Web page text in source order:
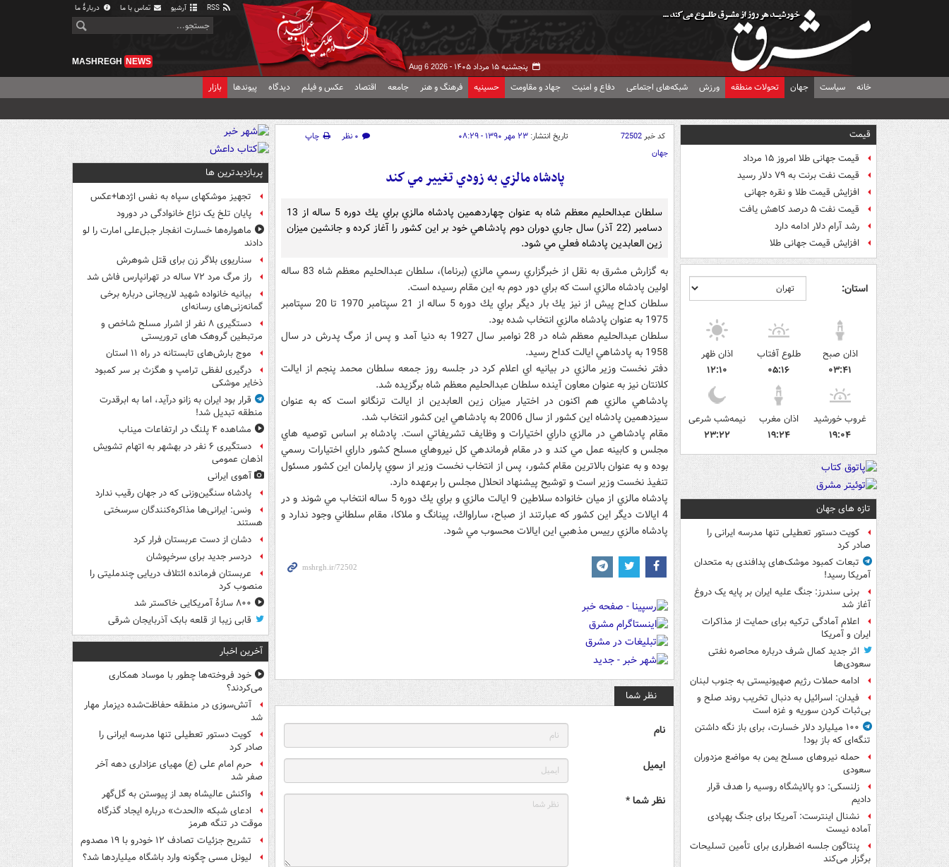
آرشیو تماس با ما دربارهٔ ما
پنجشنبه ۱۵ مرداد ۱۴۰۵ - Aug 6 2026
MASHREGH NEWS
خانه سیاست جهان تحولات منطقه ورزش شبکه‌های اجتماعی دفاع و امنیت جهاد و مقاومت حسینیه فرهنگ و هنر جامعه اقتصاد عکس و فیلم دیدگاه پیوندها بازار
قیمت
قیمت جهانی طلا امروز ۱۵ مرداد
قیمت نفت برنت به ۷۹ دلار رسید
افزایش قیمت طلا و نقره جهانی
قیمت نفت ۵ درصد کاهش یافت
رشد آرام دلار ادامه دارد
افزایش قیمت جهانی طلا
استان:
اذان صبح
۰۳:۴۱
طلوع آفتاب
۰۵:۱۶
اذان ظهر
۱۲:۱۰
غروب خورشید
۱۹:۰۴
اذان مغرب
۱۹:۲۴
نیمه‌شب شرعی
۲۳:۲۲
تازه های جهان
کویت دستور تعطیلی تنها مدرسه ایرانی را
صادر کرد
تبعات کمبود موشک‌های پدافندی به متحدان
آمریکا رسید!
برنی سندرز: جنگ علیه ایران بر پایه یک دروغ
آغاز شد
اعلام آمادگی ترکیه برای حمایت از مذاکرات
ایران و آمریکا
اثر جدید کمال شرف درباره محاصره نفتی
سعودی‌ها
ادامه حملات رژیم صهیونیستی به جنوب لبنان
فیدان: اسرائیل به دنبال تخریب روند صلح و
بی‌ثبات کردن سوریه و غزه است
۱۰۰ میلیارد دلار خسارت، برای باز نگه داشتن
تنگه‌ای که باز بود!
حمله نیروهای مسلح یمن به مواضع مزدوران
سعودی
زلنسکی: دو پالایشگاه روسیه را هدف قرار
دادیم
نشنال اینترست: آمریکا برای جنگ پهپادی
آماده نیست
پنتاگون جلسه اضطراری برای تأمین تسلیحات
برگزار می‌کند
کد خبر72502 تاریخ انتشار: ۲۳ مهر ۱۳۹۰ - ۰۸:۲۹ ۰ نظر
چاپ
جهان
پادشاه مالزي به زودي تغيير مي كند
سلطان عبدالحليم معظم شاه به عنوان چهاردهمين پادشاه مالزي براي يك دوره 5 ساله از 13
دسامبر (22 آذر) سال جاري دوران دوم پادشاهي خود بر اين كشور را آغاز كرده و جانشين ميزان
زين العابدين پادشاه فعلي مي شود.
به گزارش مشرق به نقل از خبرگزاري رسمي مالزي (برناما)، سلطان عبدالحليم معظم شاه 83 ساله
اولين پادشاه مالزي است كه براي دور دوم به اين مقام رسيده است.
سلطان كداح پيش از نيز يك بار ديگر براي يك دوره 5 ساله از 21 سپتامبر 1970 تا 20 سپتامبر
1975 به عنوان پادشاه مالزي انتخاب شده بود.
سلطان عبدالحليم معظم شاه در 28 نوامبر سال 1927 به دنيا آمد و پس از مرگ پدرش در سال
1958 به پادشاهي ايالت كداح رسيد.
دفتر نخست وزير مالزي در بيانيه اي اعلام كرد در جلسه روز جمعه سلطان محمد پنجم از ايالت
كلانتان نيز به عنوان معاون آينده سلطان عبدالحليم معظم شاه برگزيده شد.
پادشاهي مالزي هم اكنون در اختيار ميزان زين العابدين از ايالت ترنگانو است كه به عنوان
سيزدهمين پادشاه اين كشور از سال 2006 به پادشاهي اين كشور انتخاب شد.
مقام پادشاهي در مالزي داراي اختيارات و وظايف تشريفاتي است. پادشاه بر اساس توصيه هاي
مجلس و كابينه عمل مي كند و در مقام فرماندهي كل نيروهاي مسلح كشور داراي اختيارات رسمي
بوده و به عنوان بالاترين مقام كشور، پس از انتخاب نخست وزير از سوي پارلمان اين كشور مسئول
تنفيذ نخست وزير است و توشيح پيشنهاد انحلال مجلس را برعهده دارد.
پادشاه مالزي از ميان خانواده سلاطين 9 ايالت مالزي و براي يك دوره 5 ساله انتخاب مي شوند و در
4 ايالات ديگر اين كشور كه عبارتند از صباح، ساراواك، پينانگ و ملاكا، مقام سلطاني وجود ندارد و
پادشاه مالزي رييس مذهبي اين ايالات محسوب مي شود.
نظر شما
نام
ایمیل
نظر شما *
پربازدیدترین ها
تجهیز موشکهای سپاه به نفس اژدها+عکس
پایان تلخ یک نزاع خانوادگی در دورود
ماهواره‌ها خسارت انفجار جبل‌علی امارت را لو
دادند
سناریوی بلاگر زن برای قتل شوهرش
راز مرگ مرد ۷۲ ساله در تهرانپارس فاش شد
بیانیه خانواده شهید لاریجانی درباره برخی
گمانه‌زنی‌های رسانه‌ای
دستگیری ۸ نفر از اشرار مسلح شاخص و
مرتبطین گروهک های تروریستی
موج بارش‌های تابستانه در راه ۱۱ استان
درگیری لفظی ترامپ و هگزث بر سر کمبود
ذخایر موشکی
قرار بود ایران به زانو درآید، اما به ابرقدرت
منطقه تبدیل شد!
مشاهده ۴ پلنگ در ارتفاعات میناب
دستگیری ۶ نفر در بهشهر به اتهام تشویش
اذهان عمومی
آهوی ایرانی
پادشاه سنگین‌وزنی که در جهان رقیب ندارد
ونس: ایرانی‌ها مذاکره‌کنندگان سرسختی
هستند
دشان از دست عربستان فرار کرد
دردسر جدید برای سرخپوشان
عربستان فرمانده ائتلاف دریایی چندملیتی را
منصوب کرد
۸۰۰ سازۀ آمریکایی خاکستر شد
قابی زیبا از قلعه بابک آذربایجان شرقی
آخرین اخبار
خود فروخته‌ها چطور با موساد همکاری
می‌کردند؟
آتش‌سوزی در منطقه حفاظت‌شده دیزمار مهار
شد
کویت دستور تعطیلی تنها مدرسه ایرانی را
صادر کرد
حرم امام علی (ع) مهیای عزاداری دهه آخر
صفر شد
واکنش عالیشاه بعد از پیوستن به گل‌گهر
ادعای شبکه «الحدث» درباره ایجاد گذرگاه
موقت در تنگه هرمز
تشریح جزئیات تصادف ۱۲ خودرو با ۱۹ مصدوم
لیونل مسی چگونه وارد باشگاه میلیاردها شد؟